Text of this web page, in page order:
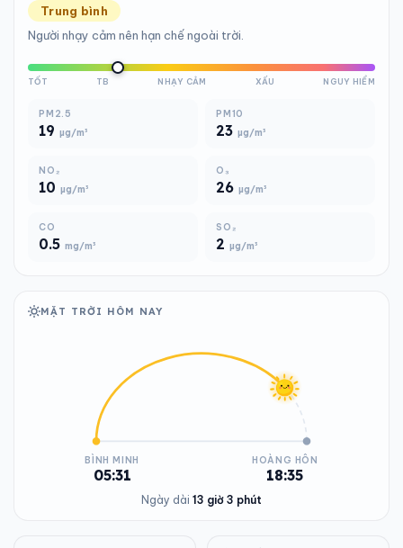
Trung bình
Người nhạy cảm nên hạn chế ngoài trời.
TỐT TB NHẠY CẢM XẤU NGUY HIỂM
PM2.5
19 µg/m³
PM10
23 µg/m³
NO₂
10 µg/m³
O₃
26 µg/m³
CO
0.5 mg/m³
SO₂
2 µg/m³
MẶT TRỜI HÔM NAY
BÌNH MINH
05:31
HOÀNG HÔN
18:35
Ngày dài 13 giờ 3 phút